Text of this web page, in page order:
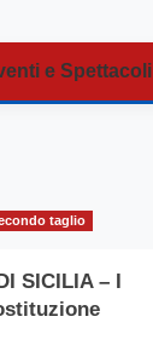
e Spettacoli
taglio
SICILIA – I